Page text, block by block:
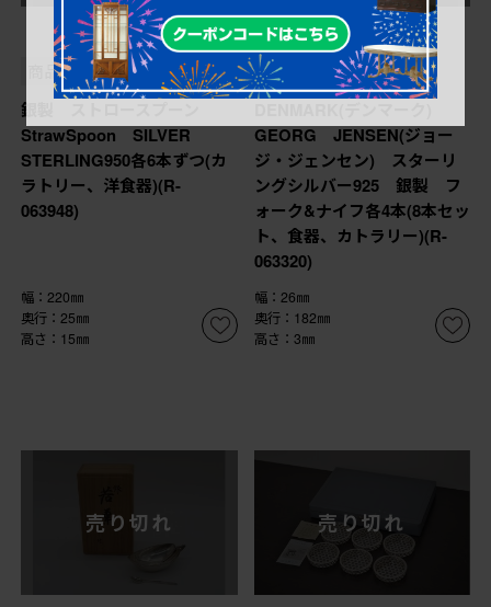
¥12,100 (税込)
商品番号 R-063948
銀製 ストロースプーン
StrawSpoon SILVER
STERLING950各6本ずつ(カ
ラトリー、洋食器)(R-
063948)
幅：220㎜
奥行：25㎜
高さ：15㎜
¥49,500 (税込)
商品番号 R-063320
GEORG JENSEN(ジョー
ジ・ジェンセン) スターリ
ングシルバー925 銀製 フ
ォーク&ナイフ各4本(8本セッ
ト、食器、カトラリー)(R-
063320)
幅：26㎜
奥行：182㎜
高さ：3㎜
売り切れ 売り切れ